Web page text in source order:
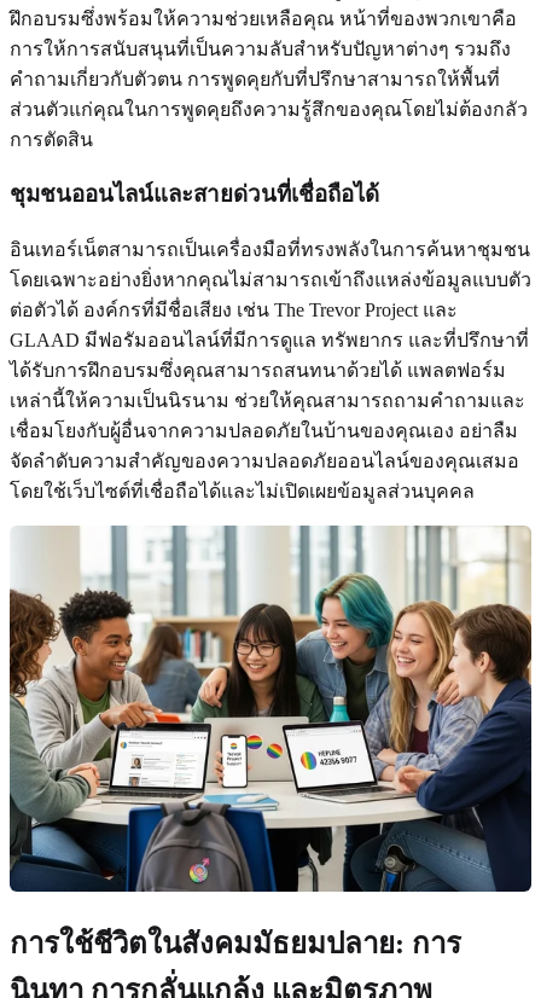
ฝึกอบรมซึ่งพร้อมให้ความช่วยเหลือคุณ หน้าที่ของพวกเขาคือ
การให้การสนับสนุนที่เป็นความลับสำหรับปัญหาต่างๆ รวมถึง
คำถามเกี่ยวกับตัวตน การพูดคุยกับที่ปรึกษาสามารถให้พื้นที่
ส่วนตัวแก่คุณในการพูดคุยถึงความรู้สึกของคุณโดยไม่ต้องกลัว
การตัดสิน
ชุมชนออนไลน์และสายด่วนที่เชื่อถือได้
อินเทอร์เน็ตสามารถเป็นเครื่องมือที่ทรงพลังในการค้นหาชุมชน
โดยเฉพาะอย่างยิ่งหากคุณไม่สามารถเข้าถึงแหล่งข้อมูลแบบตัว
ต่อตัวได้ องค์กรที่มีชื่อเสียง เช่น The Trevor Project และ
GLAAD มีฟอรัมออนไลน์ที่มีการดูแล ทรัพยากร และที่ปรึกษาที่
ได้รับการฝึกอบรมซึ่งคุณสามารถสนทนาด้วยได้ แพลตฟอร์ม
เหล่านี้ให้ความเป็นนิรนาม ช่วยให้คุณสามารถถามคำถามและ
เชื่อมโยงกับผู้อื่นจากความปลอดภัยในบ้านของคุณเอง อย่าลืม
จัดลำดับความสำคัญของความปลอดภัยออนไลน์ของคุณเสมอ
โดยใช้เว็บไซต์ที่เชื่อถือได้และไม่เปิดเผยข้อมูลส่วนบุคคล
การใช้ชีวิตในสังคมมัธยมปลาย: การ
นินทา การกลั่นแกล้ง และมิตรภาพ